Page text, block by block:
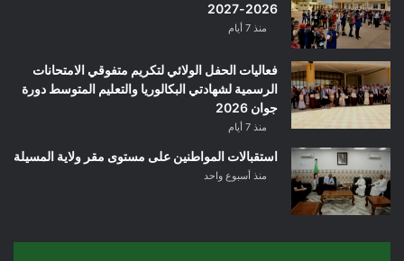
2026-2027
منذ 7 أيام
فعاليات الحفل الولائي لتكريم متفوقي الامتحانات
الرسمية لشهادتي البكالوريا والتعليم المتوسط دورة
جوان 2026
منذ 7 أيام
استقبالات المواطنين على مستوى مقر ولاية المسيلة
منذ أسبوع واحد